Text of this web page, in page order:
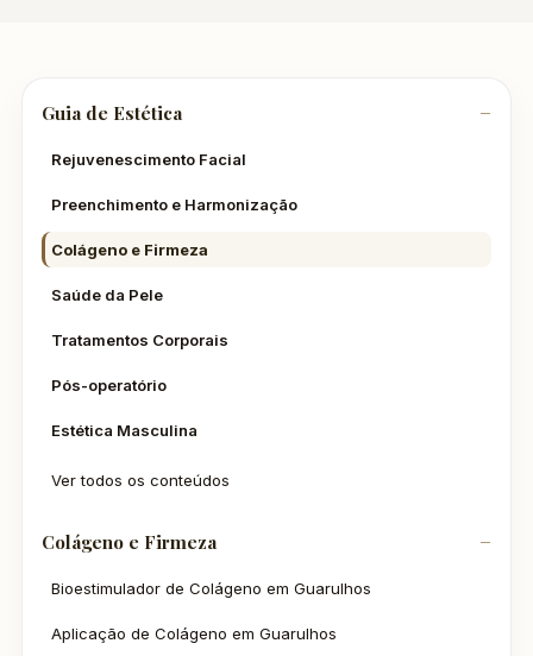
Guia de Estética
Rejuvenescimento Facial
Preenchimento e Harmonização
Colágeno e Firmeza
Saúde da Pele
Tratamentos Corporais
Pós-operatório
Estética Masculina
Ver todos os conteúdos
Colágeno e Firmeza
Bioestimulador de Colágeno em Guarulhos
Aplicação de Colágeno em Guarulhos